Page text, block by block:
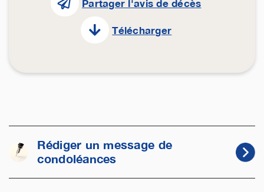
Partager l'avis de décès
Télécharger
Rédiger un message de
condoléances